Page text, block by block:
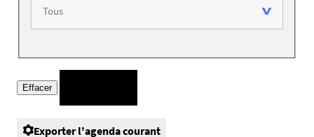
Exporter l'agenda courant